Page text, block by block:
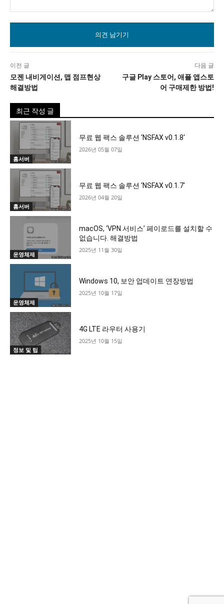
이전 글
모젠 내비게이션, 맵 점프현상
해결방법
다음 글
구글 Play 스토어, 애플 앱스토
어 구매제한 방법!
최근 작성 글
홈서버
무료 웹 팩스 솔루션 ‘NSFAX v0.1.8′
2026년 05월 07일
홈서버
무료 웹 팩스 솔루션 ‘NSFAX v0.1.7′
2026년 04월 20일
운영체제
macOS, ‘VPN 서비스’ 페이로드를 설치할 수
없습니다. 해결방법
2025년 11월 30일
운영체제
Windows 10, 보안 업데이트 연장방법
2025년 10월 17일
정보 및 팁
4G LTE 라우터 사용기
2025년 10월 15일